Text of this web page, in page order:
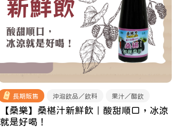
長期販售 沖泡飲品／飲料 果汁／醋飲
【桑樂】桑椹汁新鮮飲｜酸甜順口，冰涼
就是好喝！